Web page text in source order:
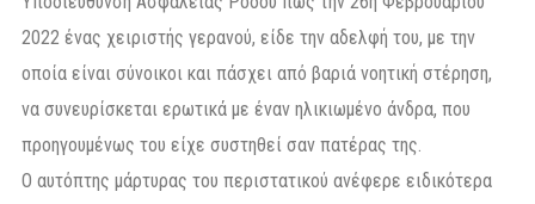
2022 ένας χειριστής γερανού, είδε την αδελφή του, με την
οποία είναι σύνοικοι και πάσχει από βαριά νοητική στέρηση,
να συνευρίσκεται ερωτικά με έναν ηλικιωμένο άνδρα, που
προηγουμένως του είχε συστηθεί σαν πατέρας της.
Ο αυτόπτης μάρτυρας του περιστατικού ανέφερε ειδικότερα